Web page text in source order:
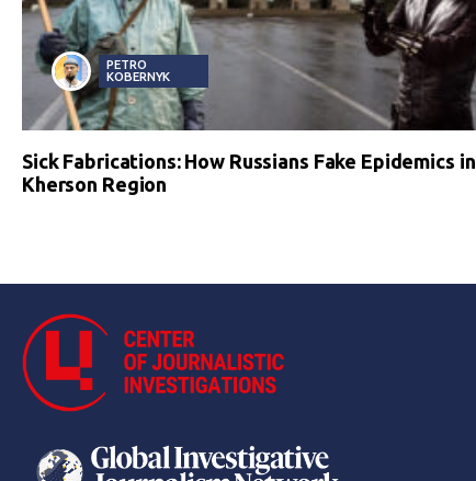
PETRO
KOBERNYK
Sick Fabrications: How Russians Fake Epidemics in
Kherson Region